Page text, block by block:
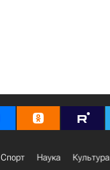
Спорт Наука Культура